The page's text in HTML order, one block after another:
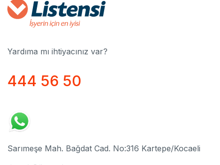
Yardıma mı ihtiyacınız var?
444 56 50
Sarımeşe Mah. Bağdat Cad. No:316 Kartepe/Kocaeli